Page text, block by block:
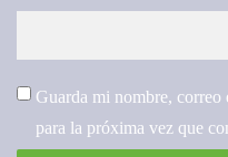
Guarda mi nombre, correo
para la próxima vez que